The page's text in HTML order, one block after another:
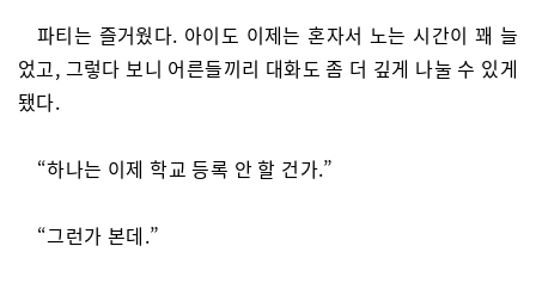
파티는 즐거웠다. 아이도 이제는 혼자서 노는 시간이 꽤 늘
었고, 그렇다 보니 어른들끼리 대화도 좀 더 깊게 나눌 수 있게
됐다.
“하나는 이제 학교 등록 안 할 건가.”
“그런가 본데.”